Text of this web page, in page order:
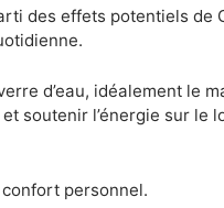
des effets potentiels de
d’eau, idéalement le
soutenir l’énergie sur le
personnel.